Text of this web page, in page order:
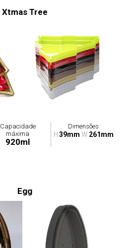
Xtmas Tree
Capacidade
máxima
920ml
Dimensões
H 39mm W 261mm
Egg